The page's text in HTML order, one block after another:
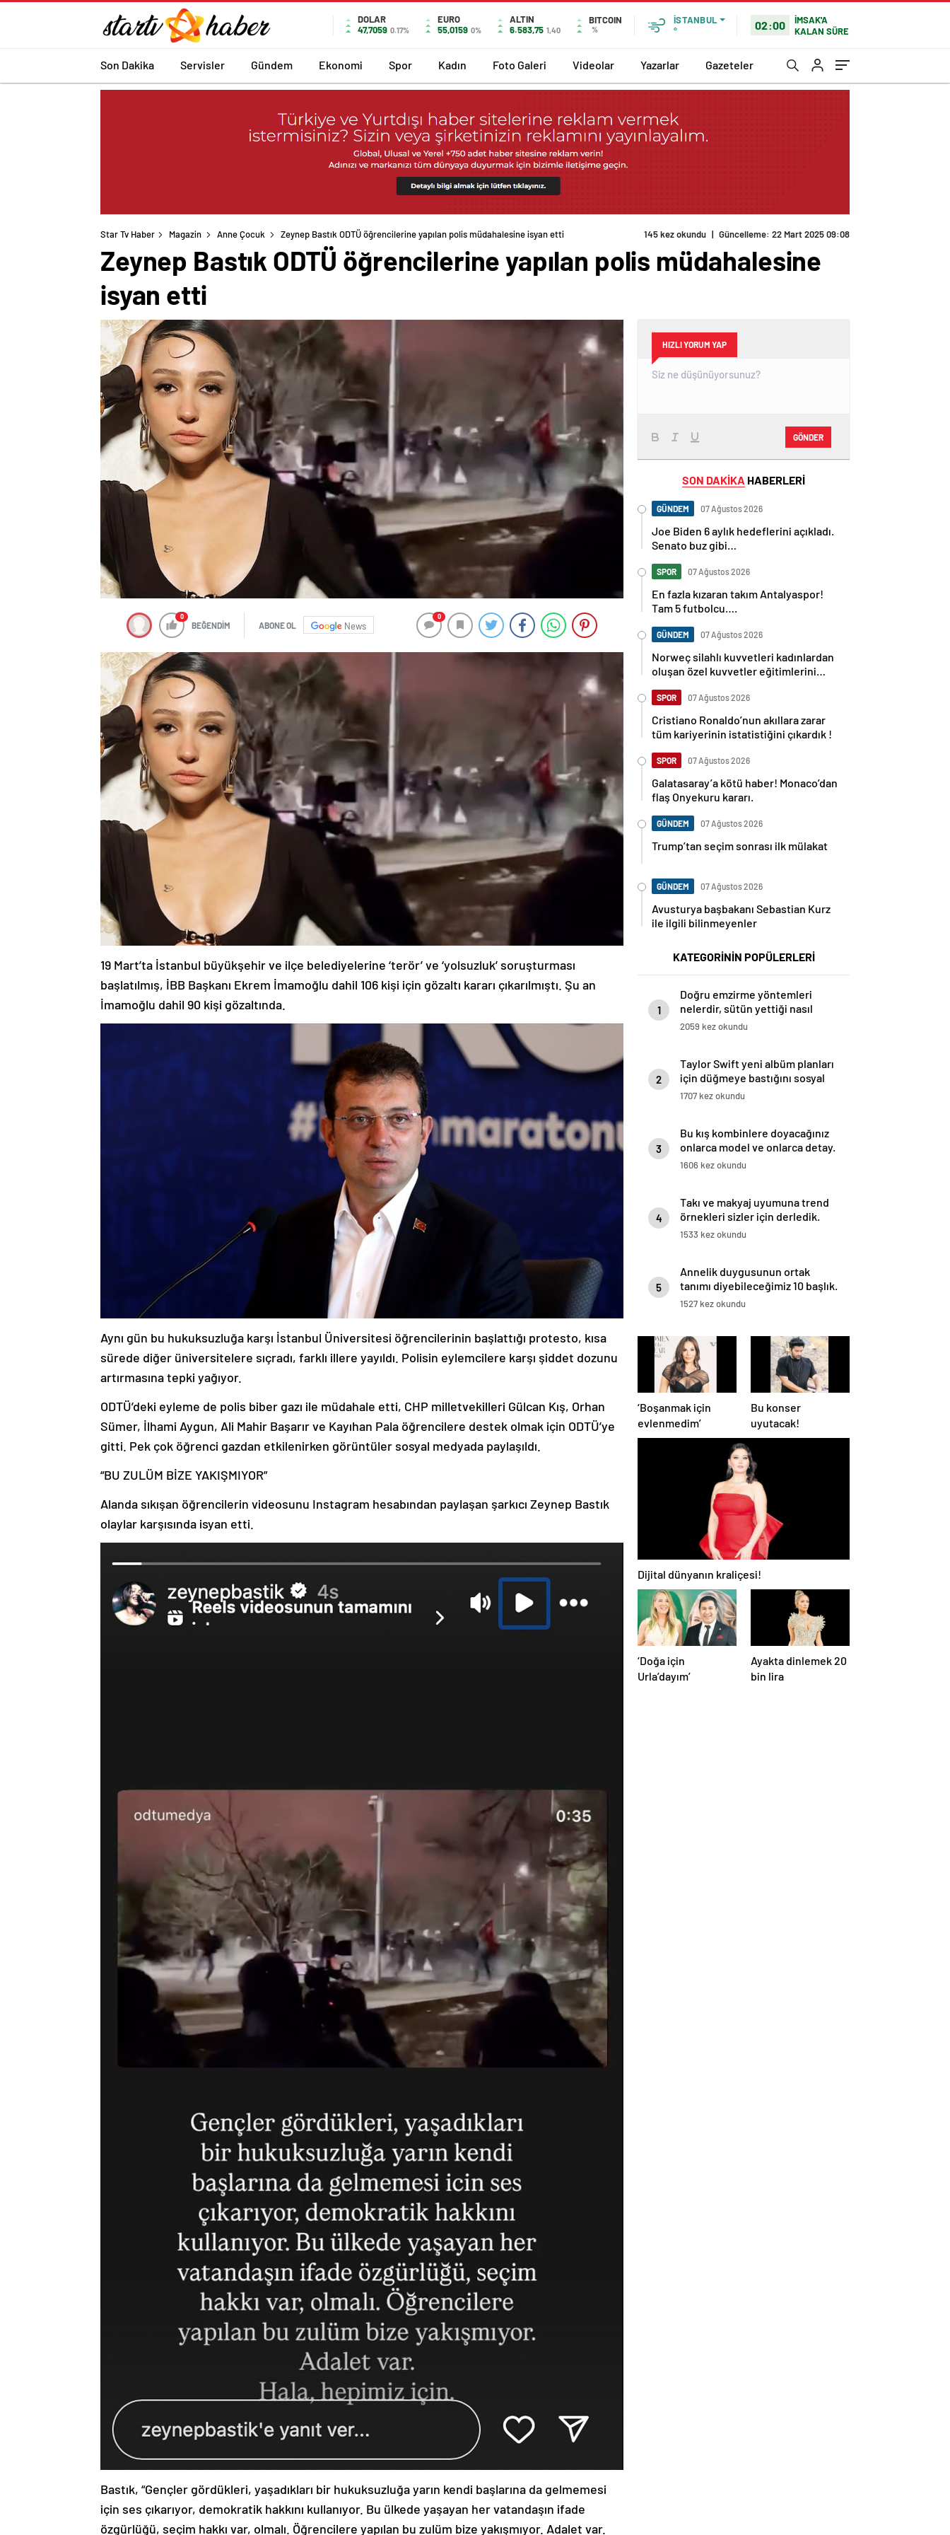
DOLAR
47,7059 0.17%
EURO
55,0159 0%
ALTIN
6.583,75 1,40
BITCOIN
%
İSTANBUL
°
02:00
İMSAK'A
KALAN SÜRE
Son Dakika Servisler Gündem Ekonomi Spor Kadın Foto Galeri Videolar Yazarlar Gazeteler
Star Tv Haber Magazin Anne Çocuk Zeynep Bastık ODTÜ öğrencilerine yapılan polis müdahalesine isyan etti
Zeynep Bastık ODTÜ öğrencilerine yapılan polis müdahalesine
isyan etti
0
BEĞENDİM ABONE OL News
0
19 Mart’ta İstanbul büyükşehir ve ilçe belediyelerine ‘terör’ ve ‘yolsuzluk’ soruşturması
başlatılmış, İBB Başkanı Ekrem İmamoğlu dahil 106 kişi için gözaltı kararı çıkarılmıştı. Şu an
İmamoğlu dahil 90 kişi gözaltında.
Aynı gün bu hukuksuzluğa karşı İstanbul Üniversitesi öğrencilerinin başlattığı protesto, kısa
sürede diğer üniversitelere sıçradı, farklı illere yayıldı. Polisin eylemcilere karşı şiddet dozunu
artırmasına tepki yağıyor.
ODTÜ’deki eyleme de polis biber gazı ile müdahale etti, CHP milletvekilleri Gülcan Kış, Orhan
Sümer, İlhami Aygun, Ali Mahir Başarır ve Kayıhan Pala öğrencilere destek olmak için ODTÜ’ye
gitti. Pek çok öğrenci gazdan etkilenirken görüntüler sosyal medyada paylaşıldı.
“BU ZULÜM BİZE YAKIŞMIYOR”
Alanda sıkışan öğrencilerin videosunu Instagram hesabından paylaşan şarkıcı Zeynep Bastık
olaylar karşısında isyan etti.
Bastık, “Gençler gördükleri, yaşadıkları bir hukuksuzluğa yarın kendi başlarına da gelmemesi
için ses çıkarıyor, demokratik hakkını kullanıyor. Bu ülkede yaşayan her vatandaşın ifade
özgürlüğü, seçim hakkı var, olmalı. Öğrencilere yapılan bu zulüm bize yakışmıyor. Adalet var.
HIZLI YORUM YAP
GÖNDER
SON DAKİKA HABERLERİ
GÜNDEM 07 Ağustos 2026
Joe Biden 6 aylık hedeflerini açıkladı.
Senato buz gibi…
SPOR 07 Ağustos 2026
En fazla kızaran takım Antalyaspor!
Tam 5 futbolcu….
GÜNDEM 07 Ağustos 2026
Norweç silahlı kuvvetleri kadınlardan
oluşan özel kuvvetler eğitimlerini
SPOR 07 Ağustos 2026
Cristiano Ronaldo’nun akıllara zarar
tüm kariyerinin istatistiğini çıkardık !
SPOR 07 Ağustos 2026
Galatasaray’a kötü haber! Monaco’dan
flaş Onyekuru kararı.
GÜNDEM 07 Ağustos 2026
Trump’tan seçim sonrası ilk mülakat
GÜNDEM 07 Ağustos 2026
Avusturya başbakanı Sebastian Kurz
ile ilgili bilinmeyenler
KATEGORİNİN POPÜLERLERİ
1
Doğru emzirme yöntemleri
nelerdir, sütün yettiği nasıl
anlaşılır?
2059 kez okundu
2
Taylor Swift yeni albüm planları
için düğmeye bastığını sosyal
medyadan duyurdu!
1707 kez okundu
3
Bu kış kombinlere doyacağınız
onlarca model ve onlarca detay.
1606 kez okundu
4
Takı ve makyaj uyumuna trend
örnekleri sizler için derledik.
1533 kez okundu
5
Annelik duygusunun ortak
tanımı diyebileceğimiz 10 başlık.
1527 kez okundu
‘Boşanmak için
evlenmedim’
Bu konser
uyutacak!
Dijital dünyanın kraliçesi!
‘Doğa için
Urla’dayım’
Ayakta dinlemek 20
bin lira